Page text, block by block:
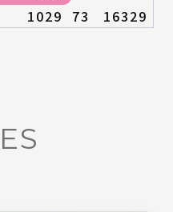
1029 73 16329